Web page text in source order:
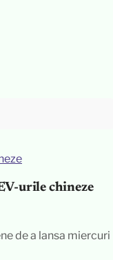
urile chineze
de a lansa miercuri